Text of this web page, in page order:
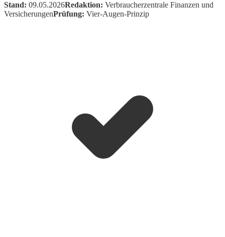
Stand: 09.05.2026Redaktion: Verbraucherzentrale Finanzen und
VersicherungenPrüfung: Vier-Augen-Prinzip